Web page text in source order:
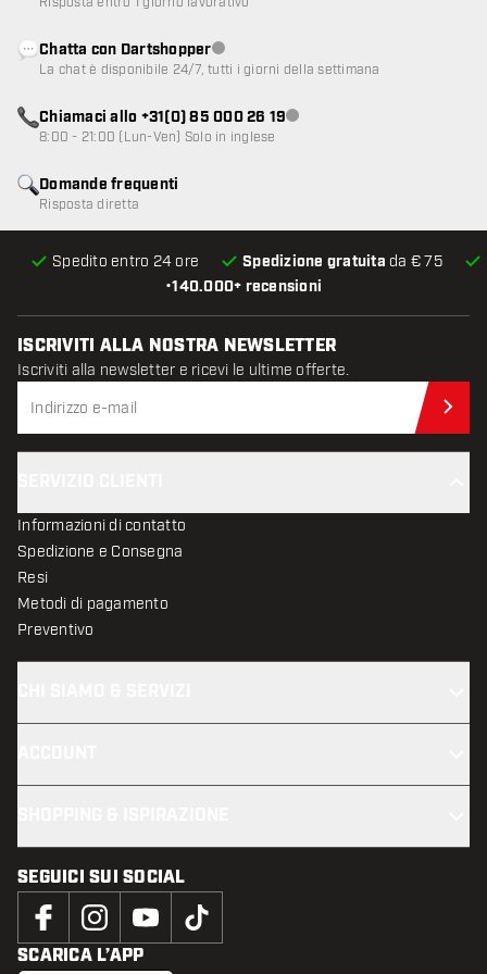
•140.000+ recensioni
Spedito entro 24 ore Spedizione gratuita da € 75
Domande frequenti
Risposta diretta
Chatta con DartshopperServizio clienti non disponibile
La chat è disponibile 24/7, tutti i giorni della settimana
Chiamaci allo +31(0) 85 000 26 19Servizio clienti non disponibile
8:00 - 21:00 (Lun-Ven) Solo in inglese
ISCRIVITI ALLA NOSTRA NEWSLETTER
Iscriviti alla newsletter e ricevi le ultime offerte.
Informazioni di contatto
Spedizione e Consegna
Resi
Metodi di pagamento
Preventivo
SEGUICI SUI SOCIAL
SCARICA L’APP